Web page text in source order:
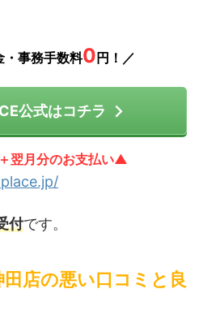
・事務手数料0 円！／
公式はコチラ
翌月分のお支払い▲
付です。
店の悪い口コミと良